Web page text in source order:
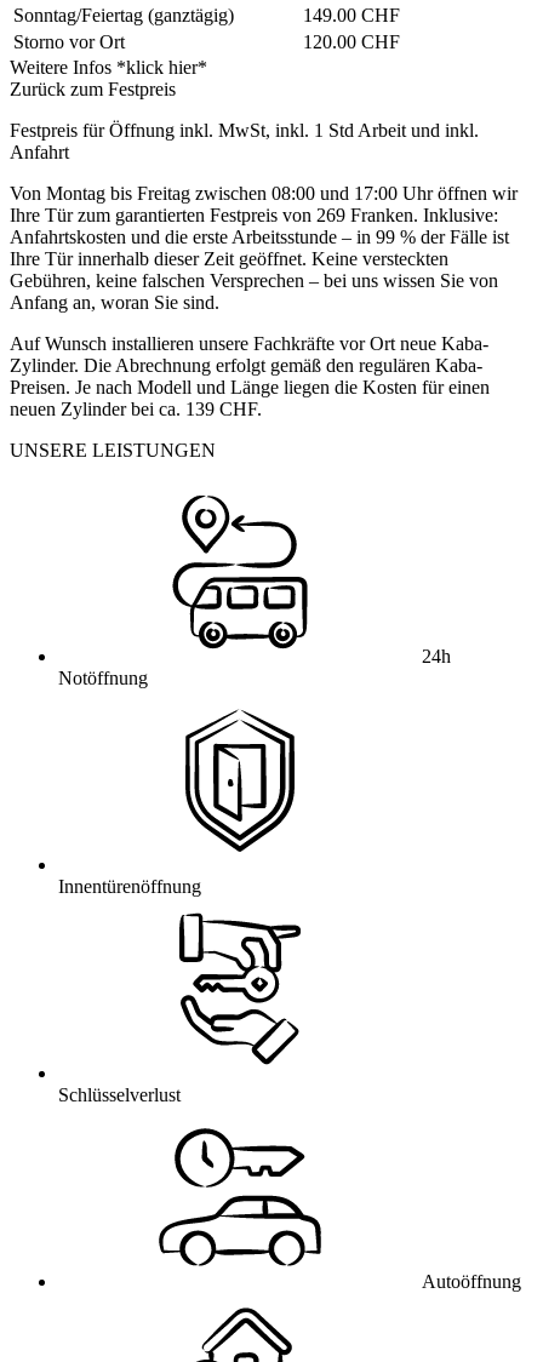
Sonntag/Feiertag (ganztägig)
149.00 CHF
Storno vor Ort
120.00 CHF
Weitere Infos *klick hier*
Zurück zum Festpreis
Festpreis für Öffnung inkl. MwSt, inkl. 1 Std Arbeit und inkl.
Anfahrt
Von Montag bis Freitag zwischen 08:00 und 17:00 Uhr öffnen wir
Ihre Tür zum garantierten Festpreis von 269 Franken. Inklusive:
Anfahrtskosten und die erste Arbeitsstunde – in 99 % der Fälle ist
Ihre Tür innerhalb dieser Zeit geöffnet. Keine versteckten
Gebühren, keine falschen Versprechen – bei uns wissen Sie von
Anfang an, woran Sie sind.
Auf Wunsch installieren unsere Fachkräfte vor Ort neue Kaba-
Zylinder. Die Abrechnung erfolgt gemäß den regulären Kaba-
Preisen. Je nach Modell und Länge liegen die Kosten für einen
neuen Zylinder bei ca. 139 CHF.
UNSERE LEISTUNGEN
24h
Notöffnung
Innentürenöffnung
Schlüsselverlust
Autoöffnung